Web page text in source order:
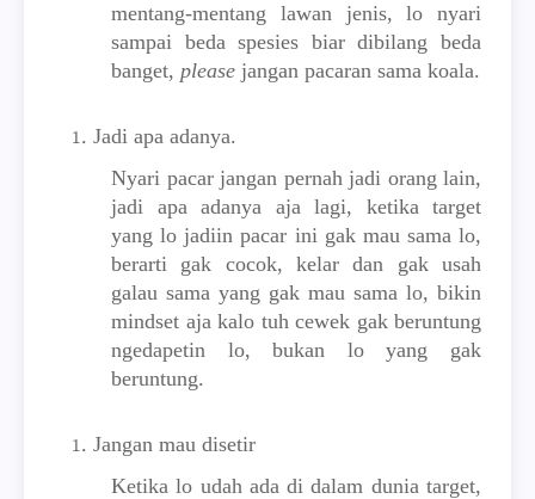
mentang-mentang lawan jenis, lo nyari
sampai beda spesies biar dibilang beda
banget, please jangan pacaran sama koala.
Jadi apa adanya.
Nyari pacar jangan pernah jadi orang lain,
jadi apa adanya aja lagi, ketika target
yang lo jadiin pacar ini gak mau sama lo,
berarti gak cocok, kelar dan gak usah
galau sama yang gak mau sama lo, bikin
mindset aja kalo tuh cewek gak beruntung
ngedapetin lo, bukan lo yang gak
beruntung.
Jangan mau disetir
Ketika lo udah ada di dalam dunia target,